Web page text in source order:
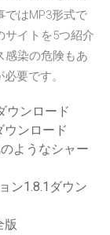
ではMP3形式で
サイトを5つ紹介
感染の危険もあ
要です。
ウンロード
ウンロード
ようなシャー
ン1.8.1ダウン
版